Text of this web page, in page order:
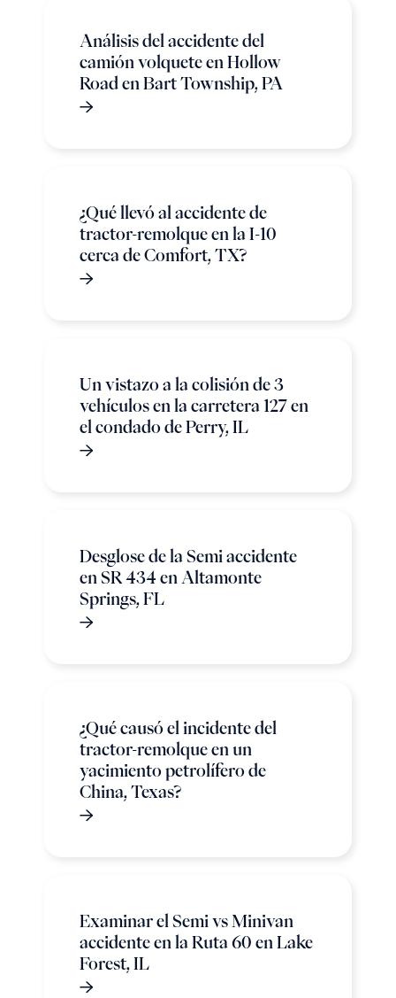
Análisis del accidente del
camión volquete en Hollow
Road en Bart Township, PA
¿Qué llevó al accidente de
tractor-remolque en la I-10
cerca de Comfort, TX?
Un vistazo a la colisión de 3
vehículos en la carretera 127 en
el condado de Perry, IL
Desglose de la Semi accidente
en SR 434 en Altamonte
Springs, FL
¿Qué causó el incidente del
tractor-remolque en un
yacimiento petrolífero de
China, Texas?
Examinar el Semi vs Minivan
accidente en la Ruta 60 en Lake
Forest, IL